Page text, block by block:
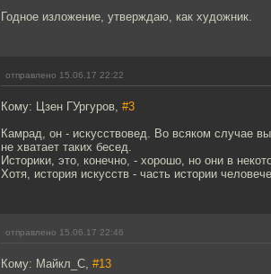
Годное изложение, утверждаю, как художник.
отправлено 15.06.17 22:22
Кому: Цзен ГУргуров, #3
Камрад, он - искусствовед. Во всяком случае
не хватает таких бесед.
Историки, это, конечно, - хорошо, но они в
Хотя, история искусств - часть истории
отправлено 15.06.17 22:46
Кому: Майкл_С, #13